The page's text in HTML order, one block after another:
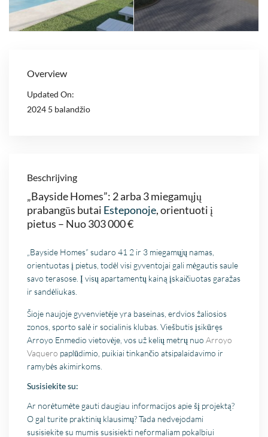
Overview
Updated On:
2024 5 balandžio
Beschrijving
„Bayside Homes”: 2 arba 3 miegamųjų
prabangūs butai Esteponoje, orientuoti į
pietus – Nuo 303 000 €
„Bayside Homes” sudaro 41 2 ir 3 miegamųjų namas,
orientuotas į pietus, todėl visi gyventojai gali mėgautis saule
savo terasose. Į visų apartamentų kainą įskaičiuotas garažas
ir sandėliukas.
Šioje naujoje gyvenvietėje yra baseinas, erdvios žaliosios
zonos, sporto salė ir socialinis klubas. Viešbutis įsikūręs
Arroyo Enmedio vietovėje, vos už kelių metrų nuoArroyo
Vaquero paplūdimio, puikiai tinkančio atsipalaidavimo ir
ramybės akimirkoms.
Susisiekite su:
Ar norėtumėte gauti daugiau informacijos apie šį projektą?
O gal turite praktinių klausimų? Tada nedvejodami
susisiekite su mumis susisiekti neformaliam pokalbiui